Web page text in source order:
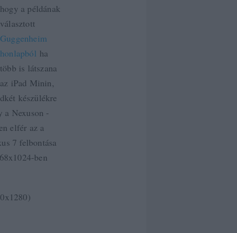
hogy a példának
választott
Guggenheim
honlapból ha
több is látszana
az iPad Minin,
készülékre
a Nexuson -
elfér az a
7 felbontása
ben